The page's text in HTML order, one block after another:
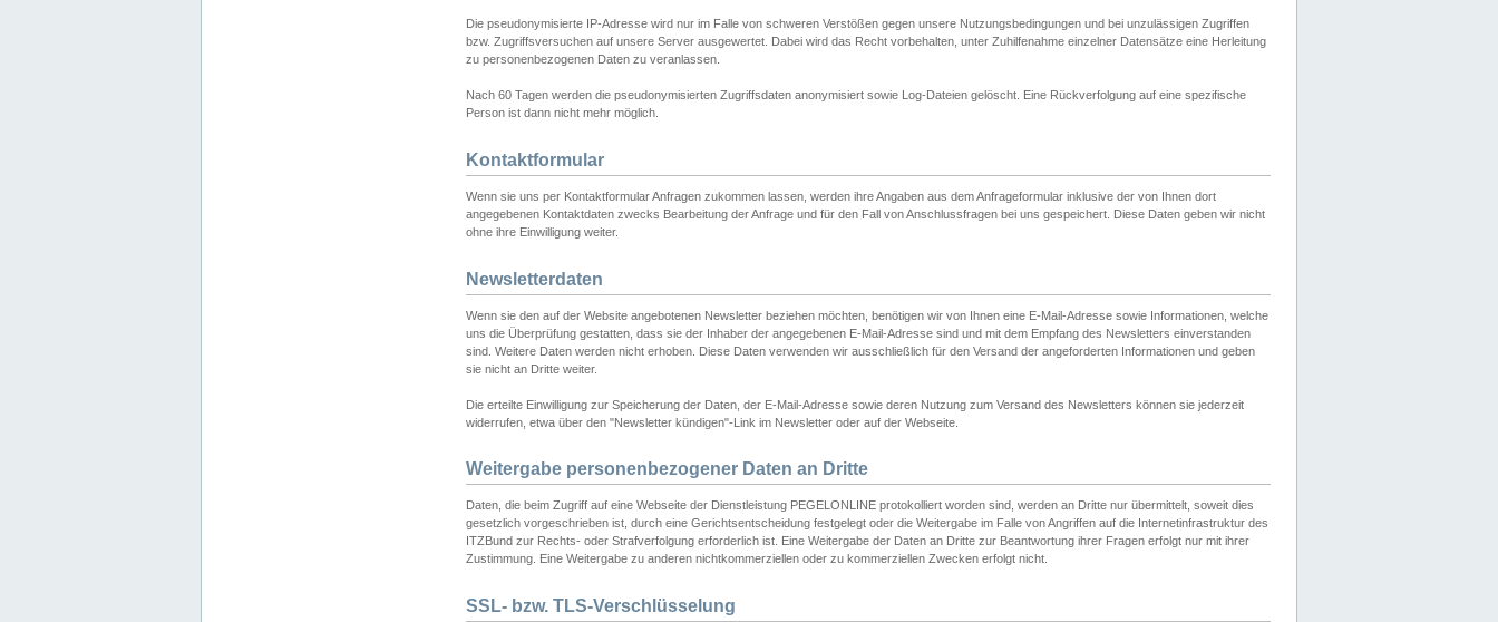
Die pseudonymisierte IP-Adresse wird nur im Falle von schweren Verstößen gegen unsere Nutzungsbedingungen und bei unzulässigen Zugriffen
bzw. Zugriffsversuchen auf unsere Server ausgewertet. Dabei wird das Recht vorbehalten, unter Zuhilfenahme einzelner Datensätze eine Herleitung
zu personenbezogenen Daten zu veranlassen.
Nach 60 Tagen werden die pseudonymisierten Zugriffsdaten anonymisiert sowie Log-Dateien gelöscht. Eine Rückverfolgung auf eine spezifische
Person ist dann nicht mehr möglich.
Kontaktformular
Wenn sie uns per Kontaktformular Anfragen zukommen lassen, werden ihre Angaben aus dem Anfrageformular inklusive der von Ihnen dort
angegebenen Kontaktdaten zwecks Bearbeitung der Anfrage und für den Fall von Anschlussfragen bei uns gespeichert. Diese Daten geben wir nicht
ohne ihre Einwilligung weiter.
Newsletterdaten
Wenn sie den auf der Website angebotenen Newsletter beziehen möchten, benötigen wir von Ihnen eine E-Mail-Adresse sowie Informationen, welche
uns die Überprüfung gestatten, dass sie der Inhaber der angegebenen E-Mail-Adresse sind und mit dem Empfang des Newsletters einverstanden
sind. Weitere Daten werden nicht erhoben. Diese Daten verwenden wir ausschließlich für den Versand der angeforderten Informationen und geben
sie nicht an Dritte weiter.
Die erteilte Einwilligung zur Speicherung der Daten, der E-Mail-Adresse sowie deren Nutzung zum Versand des Newsletters können sie jederzeit
widerrufen, etwa über den "Newsletter kündigen"-Link im Newsletter oder auf der Webseite.
Weitergabe personenbezogener Daten an Dritte
Daten, die beim Zugriff auf eine Webseite der Dienstleistung PEGELONLINE protokolliert worden sind, werden an Dritte nur übermittelt, soweit dies
gesetzlich vorgeschrieben ist, durch eine Gerichtsentscheidung festgelegt oder die Weitergabe im Falle von Angriffen auf die Internetinfrastruktur des
ITZBund zur Rechts- oder Strafverfolgung erforderlich ist. Eine Weitergabe der Daten an Dritte zur Beantwortung ihrer Fragen erfolgt nur mit ihrer
Zustimmung. Eine Weitergabe zu anderen nichtkommerziellen oder zu kommerziellen Zwecken erfolgt nicht.
SSL- bzw. TLS-Verschlüsselung